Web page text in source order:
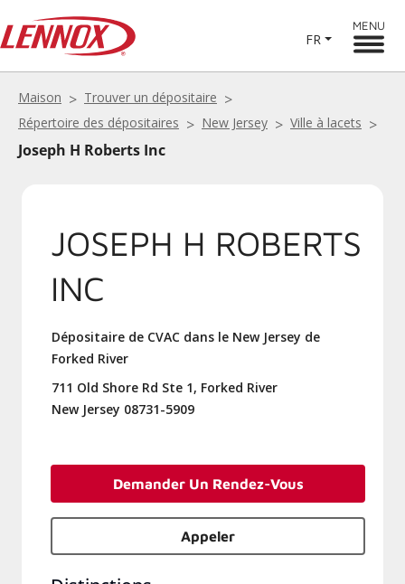
FR
MENU
Maison
Trouver un dépositaire
Répertoire des dépositaires
New Jersey Ville à lacets
Joseph H Roberts Inc
JOSEPH H ROBERTS
INC
Dépositaire de CVAC dans le New Jersey de
Forked River
711 Old Shore Rd Ste 1, Forked River
New Jersey 08731-5909
Demander Un Rendez-Vous
Appeler